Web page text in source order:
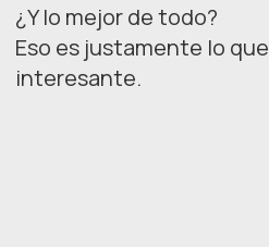
¿Y lo mejor de todo?
Eso es justamente lo
interesante.